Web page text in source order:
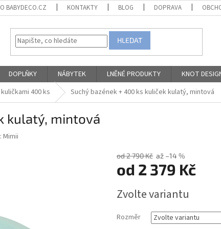
O BABYDECO.CZ KONTAKTY BLOG DOPRAVA
HLEDAT
DOPLŇKY NÁBYTEK LNĚNÉ PRODUKTY KNOT
400 ks Suchý bazének + 400 ks kuliček kulatý, mintová
kulatý, mintová
Mimii
od 2 790 Kč až –14 %
od 2 379 Kč
cena:
Zvolte variantu
Rozměr